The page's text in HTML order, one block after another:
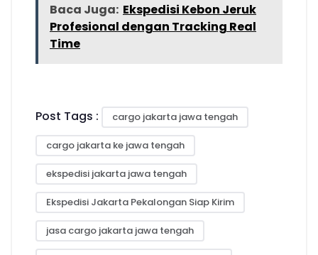
Baca Juga: Ekspedisi Kebon Jeruk
Profesional dengan Tracking Real
Time
Post Tags : cargo jakarta jawa tengah
cargo jakarta ke jawa tengah
ekspedisi jakarta jawa tengah
Ekspedisi Jakarta Pekalongan Siap Kirim
jasa cargo jakarta jawa tengah